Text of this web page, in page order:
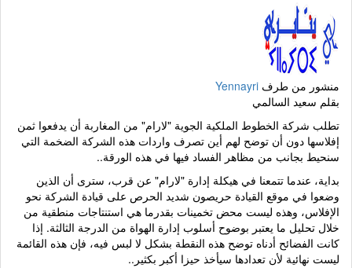
منشور من طرفYennayri
بقلم سعيد السالمي
تطلب شركة الخطوط الملكية الجوية "لارام" من المغاربة أن يدفعوا ثمن
إفلاسها دون أن توضح لهم أين تصرف واردات هذه الشركة الضخمة التي
سنحيط بجانب من مظاهر الفساد فيها في هذه الورقة..
بداية، عندما تتمعنا في هيكلة إدارة "لارام" عن قرب، سترى أن الذين
وضعوا في موقع القيادة حريصون شديد الحرص على قيادة الشركة نحو
الإفلاس، وهذه ليست محض تخمينات بقدرما هي استنتاجات منطقية من
خلال تحليل ما يعتبر بوضوح أسلوب إدارة الهواة من الدرجة الثالثة. إذا
كانت الفضائح أدناه توضح هذه النقطة بشكل لا لبس فيه، فإن هذه القائمة
ليست نهائية لأن تعدادها سيأخذ حيزا أكبر بكثير..